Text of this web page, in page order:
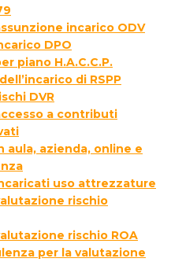
incarico ODV
DPO
piano H.A.C.C.P.
di RSPP
DVR
a contributi
aula, azienda, online e
uso attrezzature
rischio
rischio ROA
per la valutazione